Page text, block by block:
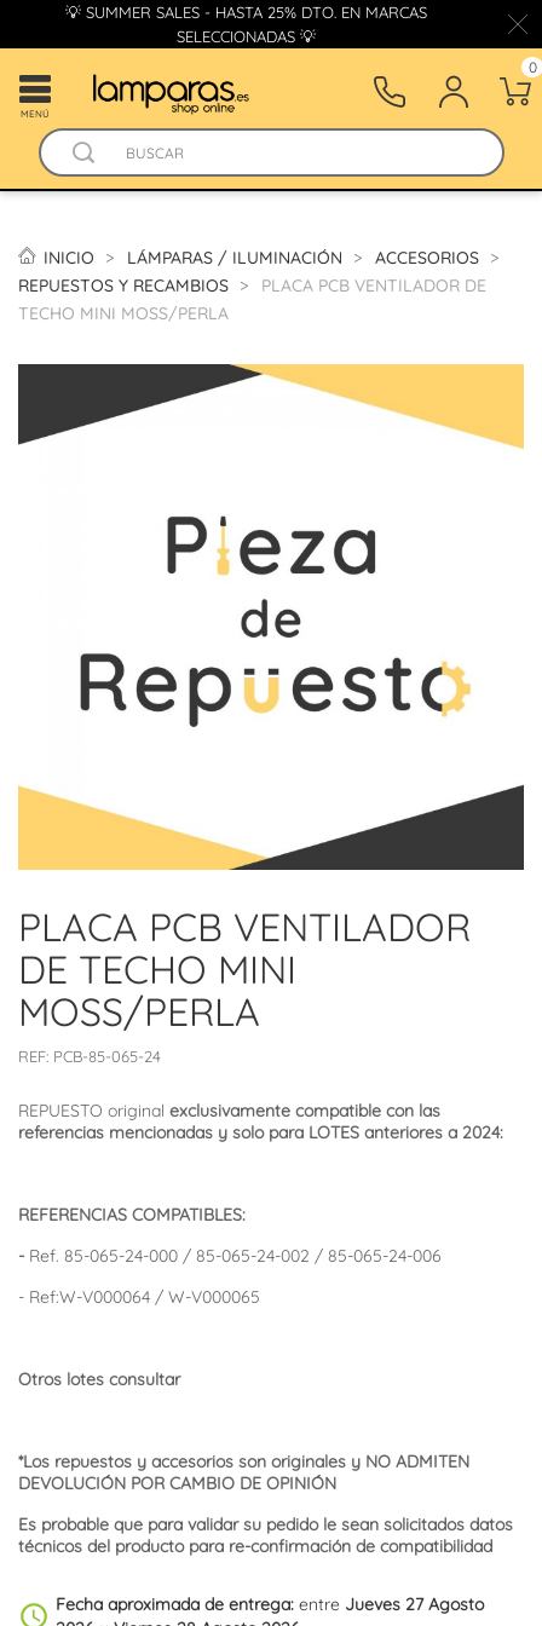
💡 SUMMER SALES - HASTA 25% DTO. EN MARCAS
SELECCIONADAS 💡
MENÚ
0
INICIO LÁMPARAS / ILUMINACIÓN
ACCESORIOS
REPUESTOS Y RECAMBIOS
PLACA PCB VENTILADOR DE
TECHO MINI MOSS/PERLA
PLACA PCB VENTILADOR
DE TECHO MINI
MOSS/PERLA
REF: PCB-85-065-24
REPUESTO original exclusivamente compatible con las
referencias mencionadas y solo para LOTES anteriores a 2024:
REFERENCIAS COMPATIBLES:
- Ref. 85-065-24-000 / 85-065-24-002 / 85-065-24-006
- Ref:W-V000064 / W-V000065
Otros lotes consultar
*Los repuestos y accesorios son originales y NO ADMITEN
DEVOLUCIÓN POR CAMBIO DE OPINIÓN
Es probable que para validar su pedido le sean solicitados datos
técnicos del producto para re-confirmación de compatibilidad
schedule Fecha aproximada de entrega: entre Jueves 27 Agosto